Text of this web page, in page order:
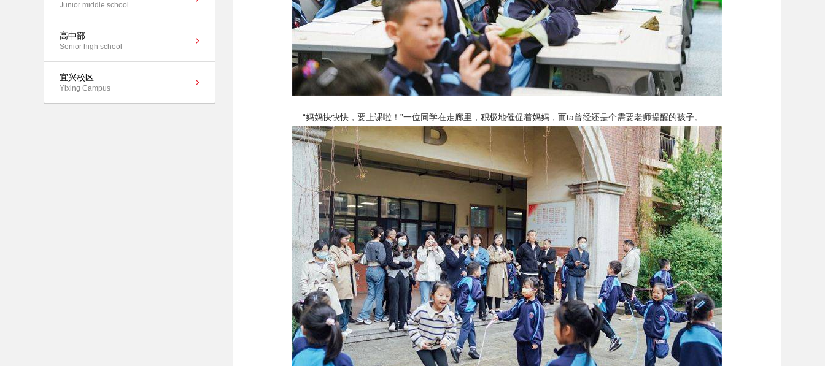
Junior middle school
高中部
Senior high school
宜兴校区
Yixing Campus
“妈妈快快快，要上课啦！”一位同学在走廊里，积极地催促着妈妈，而ta曾经还是个需要老师提醒的孩子。